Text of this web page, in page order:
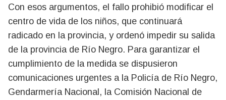
Con esos argumentos, el fallo prohibió modificar el
centro de vida de los niños, que continuará
radicado en la provincia, y ordenó impedir su salida
de la provincia de Río Negro. Para garantizar el
cumplimiento de la medida se dispusieron
comunicaciones urgentes a la Policía de Río Negro,
Gendarmería Nacional, la Comisión Nacional de